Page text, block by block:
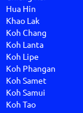
Hua Hin
Khao Lak
Koh Chang
Koh Lanta
Koh Lipe
Koh Phangan
Koh Samet
Koh Samui
Koh Tao